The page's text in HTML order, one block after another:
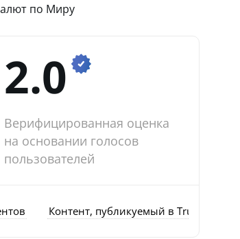
по Миру
2.0
Верифицированная оценка
на основании голосов
пользователей
Контент, публикуемый в Trud Exchange